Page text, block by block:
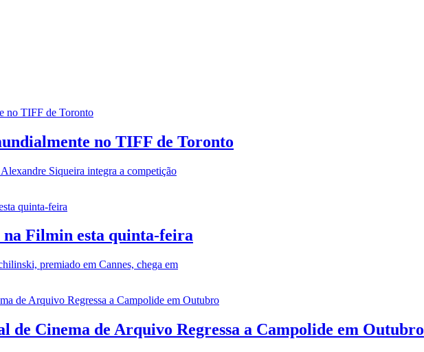
no TIFF de Toronto
Siqueira integra a competição
na Filmin esta quinta-feira
premiado em Cannes, chega em
de Cinema de Arquivo Regressa a Campolide em Outubro